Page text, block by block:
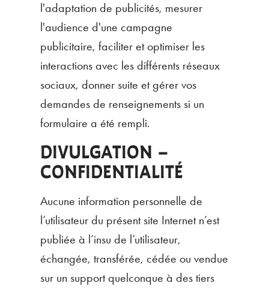
l'adaptation de publicités, mesurer
l'audience d'une campagne
publicitaire, faciliter et optimiser les
interactions avec les différents réseaux
sociaux, donner suite et gérer vos
demandes de renseignements si un
formulaire a été rempli.
DIVULGATION –
CONFIDENTIALITÉ
Aucune information personnelle de
l’utilisateur du présent site Internet n’est
publiée à l’insu de l’utilisateur,
échangée, transférée, cédée ou vendue
sur un support quelconque à des tiers